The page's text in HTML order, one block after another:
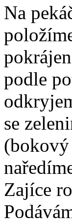
Na
podle
se
(bokový
Zajíce